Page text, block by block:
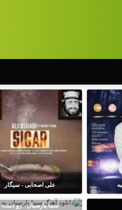
علی اصحابی - سیگار
سینا پارسیان - رو دست